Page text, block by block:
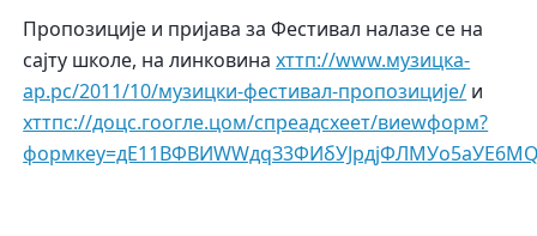
Пропозиције и пријава за Фестивал налазе се на
сајту школе, на линковинахттп://www.музицка-
ар.рс/2011/10/музицки-фестивал-пропозиције/ и
хттпс://доцс.гоогле.цом/спреадсхеет/виеwформ?